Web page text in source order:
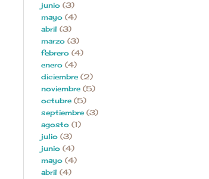
junio (3)
mayo (4)
abril (3)
marzo (3)
febrero (4)
enero (4)
diciembre (2)
noviembre (5)
octubre (5)
septiembre (3)
agosto (1)
julio (3)
junio (4)
mayo (4)
abril (4)